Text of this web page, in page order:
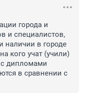
города и
и специалистов,
наличии в городе
кого учат (учили)
дипломами
в сравнении с